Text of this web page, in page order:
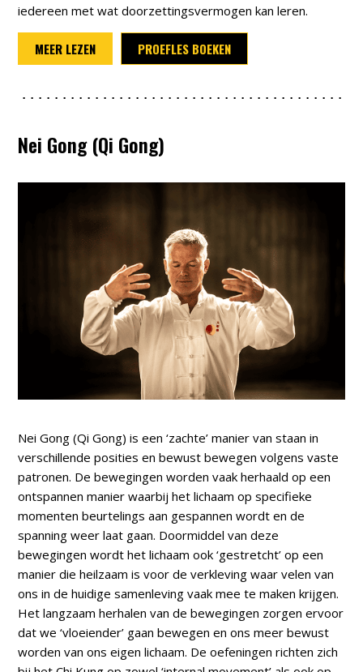
iedereen met wat doorzettingsvermogen kan leren.
MEER LEZEN PROEFLES BOEKEN
Nei Gong (Qi Gong)
Nei Gong (Qi Gong) is een ‘zachte’ manier van staan in
verschillende posities en bewust bewegen volgens vaste
patronen. De bewegingen worden vaak herhaald op een
ontspannen manier waarbij het lichaam op specifieke
momenten beurtelings aan gespannen wordt en de
spanning weer laat gaan. Doormiddel van deze
bewegingen wordt het lichaam ook ‘gestretcht’ op een
manier die heilzaam is voor de verkleving waar velen van
ons in de huidige samenleving vaak mee te maken krijgen.
Het langzaam herhalen van de bewegingen zorgen ervoor
dat we ‘vloeiender’ gaan bewegen en ons meer bewust
worden van ons eigen lichaam. De oefeningen richten zich